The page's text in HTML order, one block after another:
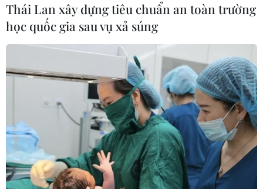
Thái Lan xây dựng tiêu chuẩn an toàn trường
học quốc gia sau vụ xả súng